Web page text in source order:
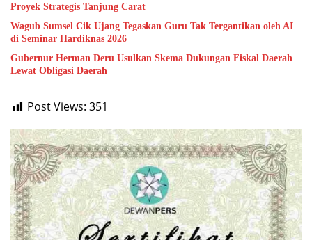
Proyek Strategis Tanjung Carat
Wagub Sumsel Cik Ujang Tegaskan Guru Tak Tergantikan oleh AI
di Seminar Hardiknas 2026
Gubernur Herman Deru Usulkan Skema Dukungan Fiskal Daerah
Lewat Obligasi Daerah
Post Views: 351